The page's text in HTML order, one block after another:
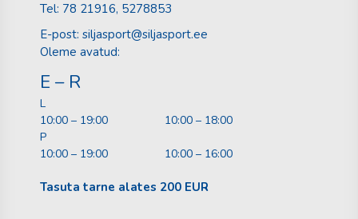
Tel: 78 21916, 5278853
E-post: siljasport@siljasport.ee
Oleme avatud:
E – R
L
10:00 – 19:00
10:00 – 18:00
P
10:00 – 19:00
10:00 – 16:00
Tasuta tarne alates 200 EUR